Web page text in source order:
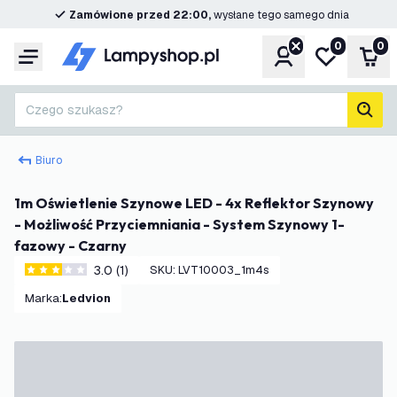
Zamówione przed 22:00,wysłane tego samego dnia
Menu KontoMoja lista
0 0
Czego szukasz?
Biuro
1m Oświetlenie Szynowe LED - 4x Reflektor Szynowy
- Możliwość Przyciemniania - System Szynowy 1-
fazowy - Czarny
3 Gwiazdki oceny
3.0 (1) SKU: LVT10003_1m4s
Marka: Ledvion